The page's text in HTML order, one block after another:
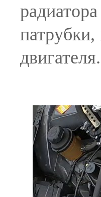
двигателя.